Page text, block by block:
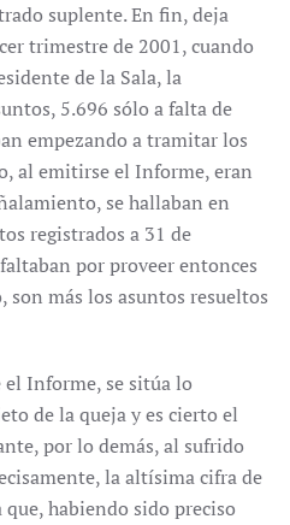
suplente. En fin, deja
trimestre de 2001, cuando
de la Sala, la
5.696 sólo a falta de
empezando a tramitar los
al emitirse el Informe, eran
se hallaban en
registrados a 31 de
por proveer entonces
son más los asuntos resueltos
el Informe, se sitúa lo
de la queja y es cierto el
por lo demás, al sufrido
la altísima cifra de
habiendo sido preciso